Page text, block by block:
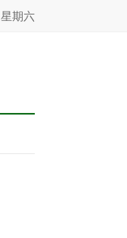
星期六